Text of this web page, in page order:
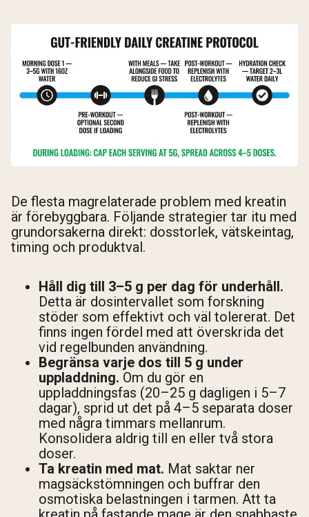
De flesta magrelaterade problem med kreatin
är förebyggbara. Följande strategier tar itu med
grundorsakerna direkt: dosstorlek, vätskeintag,
timing och produktval.
Håll dig till 3–5 g per dag för underhåll.
Detta är dosintervallet som forskning
stöder som effektivt och väl tolererat. Det
finns ingen fördel med att överskrida det
vid regelbunden användning.
Begränsa varje dos till 5 g under
uppladdning. Om du gör en
uppladdningsfas (20–25 g dagligen i 5–7
dagar), sprid ut det på 4–5 separata doser
med några timmars mellanrum.
Konsolidera aldrig till en eller två stora
doser.
Ta kreatin med mat. Mat saktar ner
magsäckstömningen och buffrar den
osmotiska belastningen i tarmen. Att ta